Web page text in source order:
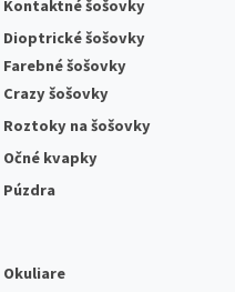
Kontaktné šošovky
Dioptrické šošovky
Farebné šošovky
Crazy šošovky
Roztoky na šošovky
Očné kvapky
Púzdra
Okuliare